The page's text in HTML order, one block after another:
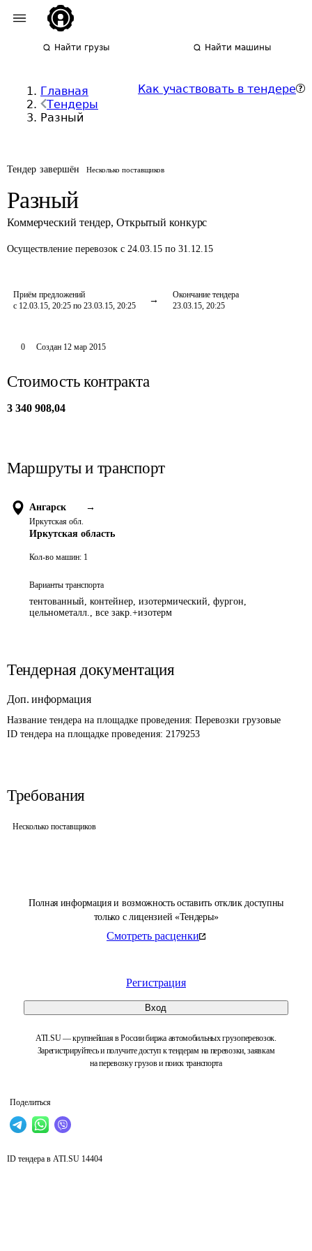
Найти грузы Найти машины
Главная
Тендеры
Разный
Как участвовать в тендере
Тендер завершён Несколько поставщиков
Разный
Коммерческий тендер, Открытый конкурс
Осуществление перевозок с 24.03.15 по 31.12.15
Приём предложений
с 12.03.15, 20:25 по 23.03.15, 20:25
Окончание тендера
23.03.15, 20:25
Полная информация и возможность оставить отклик доступны
только с лицензией «Тендеры»
Смотреть расценки
Регистрация
Вход
ATI.SU — крупнейшая в России биржа автомобильных грузоперевозок.
Зарегистрируйтесь и получите доступ к тендерам на перевозки, заявкам
на перевозку грузов и поиск транспорта
Поделиться
0 Создан 12 мар 2015
Стоимость контракта
3 340 908,04
Маршруты и транспорт
Ангарск →
Иркутская обл.
Иркутская область
Кол-во машин: 1
Варианты транспорта
тентованный, контейнер, изотермический, фургон,
цельнометалл., все закр.+изотерм
Тендерная документация
Доп. информация
Название тендера на площадке проведения: Перевозки грузовые
ID тендера на площадке проведения: 2179253
Требования
Несколько поставщиков
ID тендера в ATI.SU 14404